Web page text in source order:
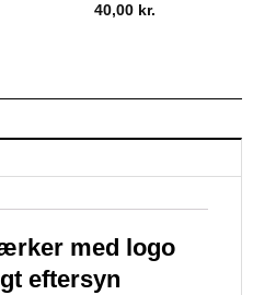
40,00 kr.
med logo
eftersyn